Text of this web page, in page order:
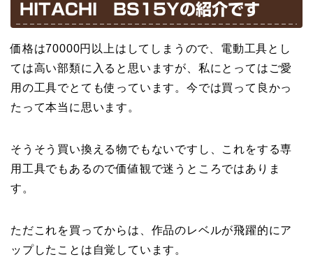
HITACHI BS15Yの紹介です
価格は70000円以上はしてしまうので、電動工具とし
ては高い部類に入ると思いますが、私にとってはご愛
用の工具でとても使っています。今では買って良かっ
たって本当に思います。
そうそう買い換える物でもないですし、これをする専
用工具でもあるので価値観で迷うところではありま
す。
ただこれを買ってからは、作品のレベルが飛躍的にア
ップしたことは自覚しています。